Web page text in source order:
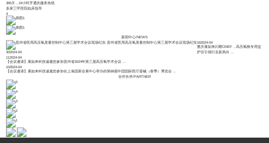
365天，24小时开通的服务热线
多家三甲医院临床指导
4
新闻中心/NEWS
贵州省医用高压氧质量控制中心第三届学术会议现场纪实
302024-04
162024-04
重庆康如来闪耀CMEF，高压氧舱专用监
护仪引领行业新风向
112024-04
【会议邀请】康如来科技诚邀您参加贵州省2024年第三届高压氧学术会议
102024-04
【会议邀请】康如来科技诚邀您参加在上海国家会展中心举办的第89届中国国际医疗器械（春季）博览会
合作伙伴/PARTNER